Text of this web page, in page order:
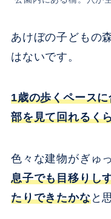
あけぼの子どもの
はないです。
1歳の歩くペース
部を見て回れるく
色々な建物がぎゅ
息子でも目移りし
たりできたかなと